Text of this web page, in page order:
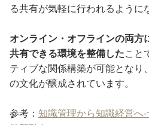
る共有が気軽に行われるように
オンライン・オフラインの両方
共有できる環境を整備したこと
ティブな関係構築が可能となり
の文化が醸成されています。
参考： 知識管理から知識経営へ